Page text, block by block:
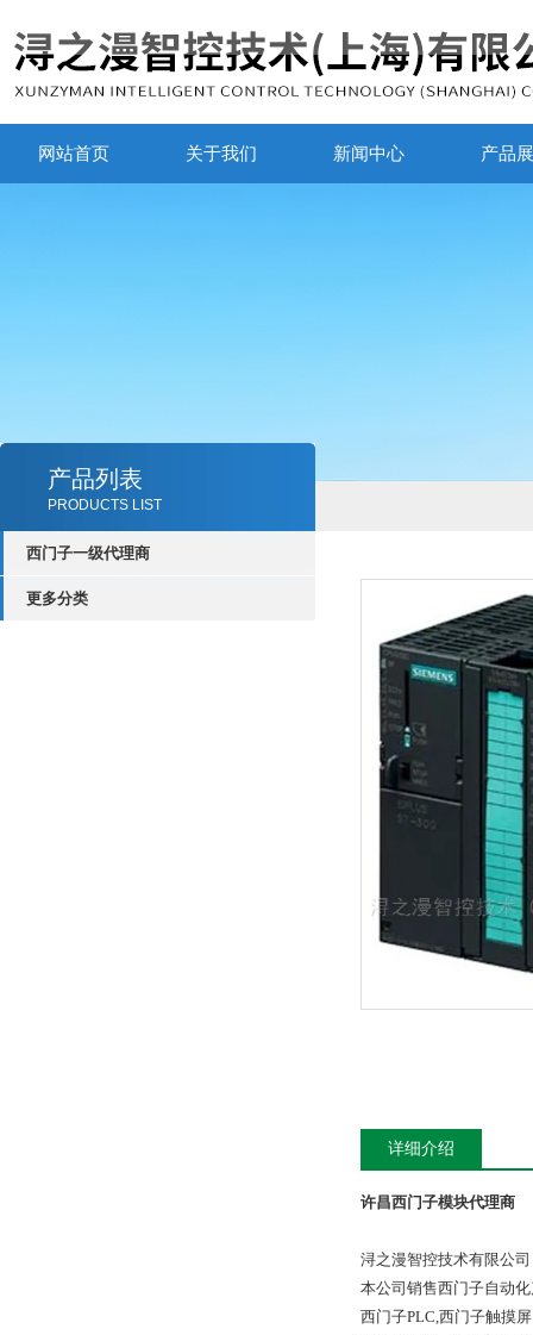
网站首页 关于我们 新闻中心 产品
产品列表
PRODUCTS LIST
西门子一级代理商
更多分类
详细介绍
许昌西门子模块代理商
浔之漫智控技术有限公
本公司销售西门子自动
西门子PLC,西门子触摸